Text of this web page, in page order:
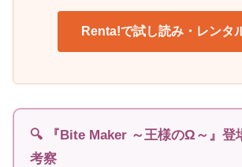
Renta!で試し読み・レンタ
🔍 『Bite Maker ～王様のΩ～』登
考察